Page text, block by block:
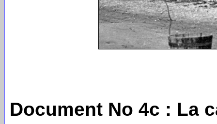
Document No 4c : La